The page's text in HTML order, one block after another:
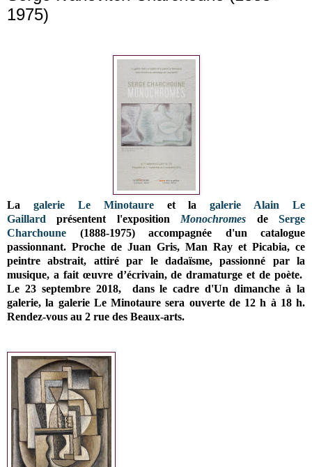
1975)
La galerie Le Minotaureetlagalerie Alain Le
Gaillard
présentent l'exposition Monochromes deSerge
Charchoune (1888-1975) accompagnée d'un catalogue
passionnant. Proche de Juan Gris, Man Ray et Picabia, ce
peintre abstrait, attiré par le dadaïsme, passionné par la
musique, a fait œuvre d’écrivain, de dramaturge et de poète.
Le 23 septembre 2018, dans le cadre d'Un dimanche à la
galerie, la galerie Le Minotaure sera ouverte de 12 h à 18 h.
Rendez-vous au 2 rue des Beaux-arts.